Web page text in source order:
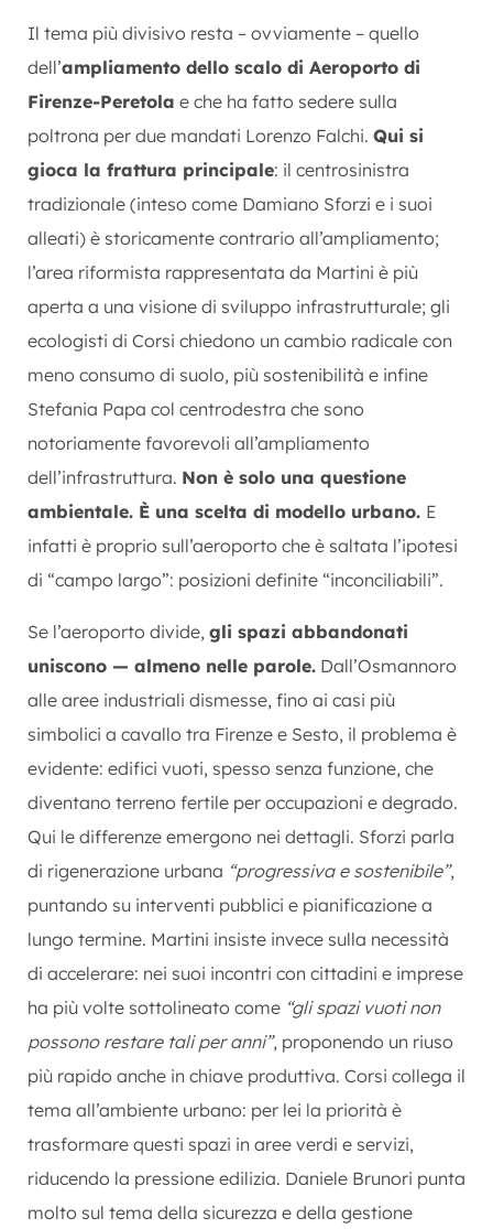
Il tema più divisivo resta – ovviamente – quello
dell’ampliamento dello scalo di Aeroporto di
Firenze-Peretola e che ha fatto sedere sulla
poltrona per due mandati Lorenzo Falchi. Qui si
gioca la frattura principale: il centrosinistra
tradizionale (inteso come Damiano Sforzi e i suoi
alleati) è storicamente contrario all’ampliamento;
l’area riformista rappresentata da Martini è più
aperta a una visione di sviluppo infrastrutturale; gli
ecologisti di Corsi chiedono un cambio radicale con
meno consumo di suolo, più sostenibilità e infine
Stefania Papa col centrodestra che sono
notoriamente favorevoli all’ampliamento
dell’infrastruttura. Non è solo una questione
ambientale. È una scelta di modello urbano. E
infatti è proprio sull’aeroporto che è saltata l’ipotesi
di “campo largo”: posizioni definite “inconciliabili”.
Se l’aeroporto divide, gli spazi abbandonati
uniscono — almeno nelle parole. Dall’Osmannoro
alle aree industriali dismesse, fino ai casi più
simbolici a cavallo tra Firenze e Sesto, il problema è
evidente: edifici vuoti, spesso senza funzione, che
diventano terreno fertile per occupazioni e degrado.
Qui le differenze emergono nei dettagli. Sforzi parla
di rigenerazione urbana “progressiva e sostenibile”,
puntando su interventi pubblici e pianificazione a
lungo termine. Martini insiste invece sulla necessità
di accelerare: nei suoi incontri con cittadini e imprese
ha più volte sottolineato come “gli spazi vuoti non
possono restare tali per anni”, proponendo un riuso
più rapido anche in chiave produttiva. Corsi collega il
tema all’ambiente urbano: per lei la priorità è
trasformare questi spazi in aree verdi e servizi,
riducendo la pressione edilizia. Daniele Brunori punta
molto sul tema della sicurezza e della gestione